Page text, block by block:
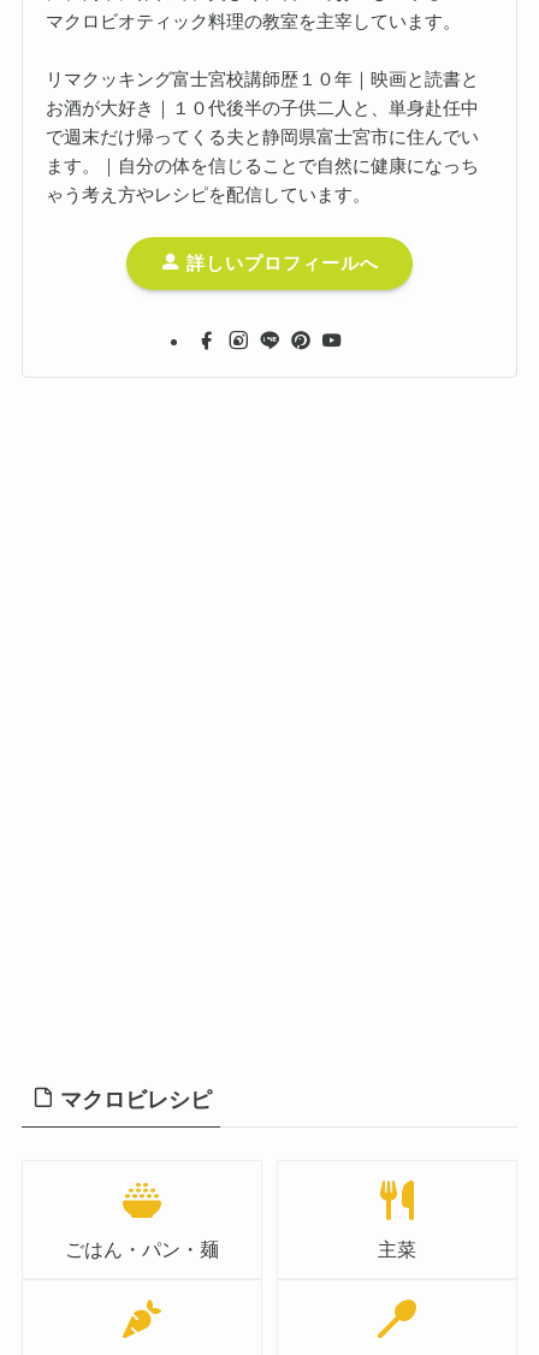
マクロビオティック料理の教室を主宰しています。
リマクッキング富士宮校講師歴１０年｜映画と読書と
お酒が大好き｜１０代後半の子供二人と、単身赴任中
で週末だけ帰ってくる夫と静岡県富士宮市に住んでい
ます。｜自分の体を信じることで自然に健康になっち
ゃう考え方やレシピを配信しています。
詳しいプロフィールへ
マクロビレシピ
ごはん・パン・麺 主菜